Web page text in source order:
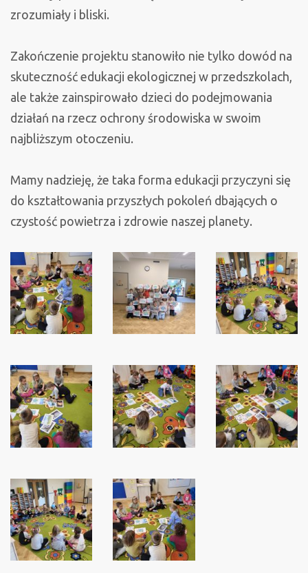
zrozumiały i bliski.
Zakończenie projektu stanowiło nie tylko dowód na
skuteczność edukacji ekologicznej w przedszkolach,
ale także zainspirowało dzieci do podejmowania
działań na rzecz ochrony środowiska w swoim
najbliższym otoczeniu.
Mamy nadzieję, że taka forma edukacji przyczyni się
do kształtowania przyszłych pokoleń dbających o
czystość powietrza i zdrowie naszej planety.